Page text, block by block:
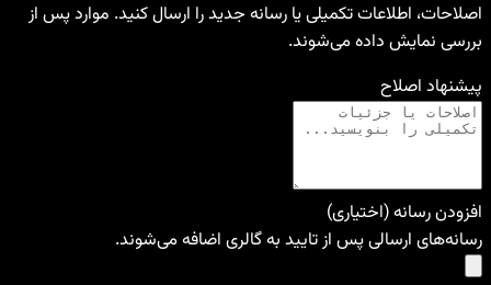
اصلاحات، اطلاعات تکمیلی یا رسانه جدید را ارسال کنید. موارد پس از
بررسی نمایش داده می‌شوند.
پیشنهاد اصلاح
افزودن رسانه (اختیاری)
رسانه‌های ارسالی پس از تایید به گالری اضافه می‌شوند.